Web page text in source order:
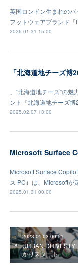
英国ロンドン生まれのバ
フットウェアブランド
2026.01.31 15:00
、“北海道地チーズ”の
ント『北海道地チーズ
2025.02.07 13:00
Microsoft Surface
Microsoft Surface
ス PC）は、Microsoft
2025.01.31 00:00
2023.04.03 09:51
URBAN
かりスタート